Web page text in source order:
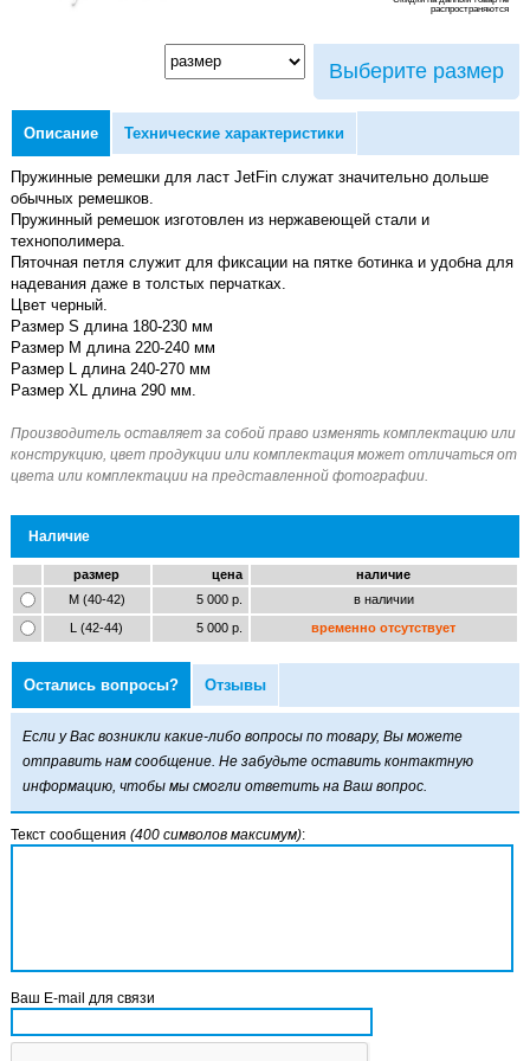
распространяются
Выберите размер
Описание Технические характеристики
Пружинные ремешки для ласт JetFin служат значительно дольше
обычных ремешков.
Пружинный ремешок изготовлен из нержавеющей стали и
технополимера.
Пяточная петля служит для фиксации на пятке ботинка и удобна для
надевания даже в толстых перчатках.
Цвет черный.
Размер S длина 180-230 мм
Размер M длина 220-240 мм
Размер L длина 240-270 мм
Размер XL длина 290 мм.
Наличие
размер цена
наличие
M (40-42)
5 000 р.
в наличии
L (42-44)
5 000 р. временно отсутствует
Остались вопросы? Отзывы
Если у Вас возникли какие-либо вопросы по товару, Вы можете
отправить нам сообщение. Не забудьте оставить контактную
информацию, чтобы мы смогли ответить на Ваш вопрос.
Текст сообщения (400 символов максимум):
Ваш E-mail для связи